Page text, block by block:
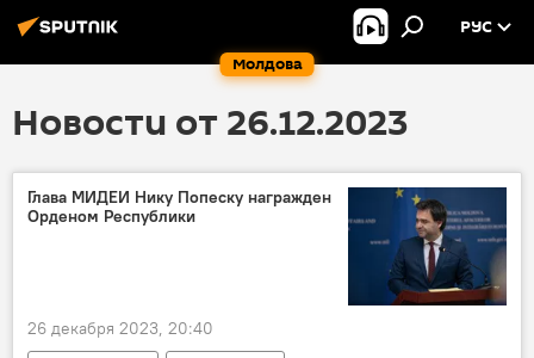
Молдова
РУС
Новости от 26.12.2023
Глава МИДЕИ Нику Попеску награжден
Орденом Республики
26 декабря 2023, 20:40